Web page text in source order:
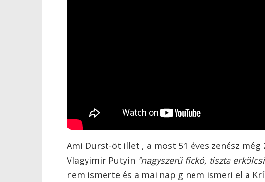
Ami Durst-öt illeti, a most 51 éves zenész
Vlagyimir Putyin "nagyszerű fickó, tiszta
nem ismerte és a mai napig nem ismeri el a